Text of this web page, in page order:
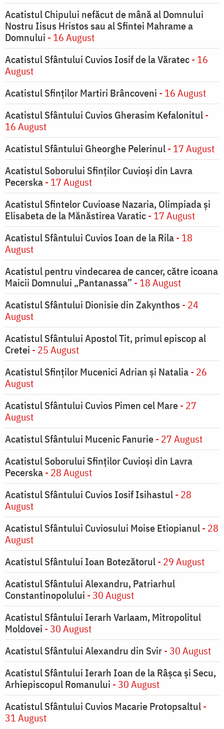
Acatistul Chipului nefăcut de mână al Domnului
Nostru Iisus Hristos sau al Sfintei Mahrame a
Domnului - 16 August
Acatistul Sfântului Cuvios Iosif de la Văratec- 16
August
Acatistul Sfinților Martiri Brâncoveni - 16 August
Acatistul Sfântului Cuvios Gherasim Kefalonitul-
16 August
Acatistul Sfântului Gheorghe Pelerinul- 17 August
Acatistul Soborului Sfinților Cuvioși din Lavra
Pecerska- 17 August
Acatistul Sfintelor Cuvioase Nazaria, Olimpiada și
Elisabeta de la Mănăstirea Varatic- 17 August
Acatistul Sfântului Cuvios Ioan de la Rila- 18
August
Acatistul pentru vindecarea de cancer, către icoana
Maicii Domnului „Pantanassa” - 18 August
Acatistul Sfântului Dionisie din Zakynthos - 24
August
Acatistul Sfântului Apostol Tit, primul episcop al
Cretei - 25 August
Acatistul Sfinților Mucenici Adrian și Natalia- 26
August
Acatistul Sfântului Cuvios Pimen cel Mare- 27
August
Acatistul Sfântului Mucenic Fanurie- 27 August
Acatistul Soborului Sfinților Cuvioși din Lavra
Pecerska- 28 August
Acatistul Sfântului Cuvios Iosif Isihastul- 28
August
Acatistul Sfântului Cuviosului Moise Etiopianul- 28
August
Acatistul Sfântului Ioan Botezătorul- 29 August
Acatistul Sfântului Alexandru, Patriarhul
Constantinopolului - 30 August
Acatistul Sfântului Ierarh Varlaam, Mitropolitul
Moldovei - 30 August
Acatistul Sfântului Alexandru din Svir- 30 August
Acatistul Sfântului Ierarh Ioan de la Râşca şi Secu,
Arhiepiscopul Romanului - 30 August
Acatistul Sfântului Cuvios Macarie Protopsaltul-
31 August